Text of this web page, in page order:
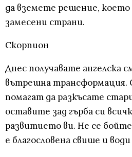
да вземете решение, което
замесени страни.
Скорпион
Днес получавате ангелска
вътрешна трансформация.
помагат да разкъсате
оставите зад гърба си
развитието ви. Не се
е благословена свише и